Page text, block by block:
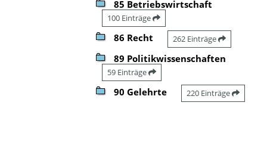
85 Betriebswirtschaft
100 Einträge
86 Recht 262 Einträge
89 Politikwissenschaften
59 Einträge
90 Gelehrte 220 Einträge